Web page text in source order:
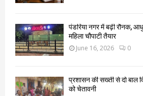
पंडरिया नगर में बढ़ी रौनक,
महिला चौपाटी तैयार
June 16, 2026 0
प्रशासन की सख्ती से दो बाल
को चेतावनी